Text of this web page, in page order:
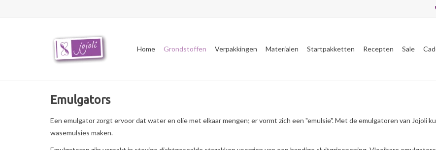
Home Grondstoffen Verpakkingen Materialen Startpakketten Recepten Sale
Emulgators
Een emulgator zorgt ervoor dat water en olie met elkaar mengen; er vormt zich een "emulsie". Met de emulgatoren van Jojoli
wasemulsies maken.